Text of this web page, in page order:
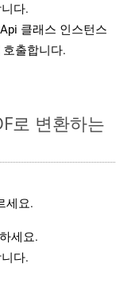
다.
클래스 인스턴스
출합니다.
로 변환하는
세요.
세요.
다.